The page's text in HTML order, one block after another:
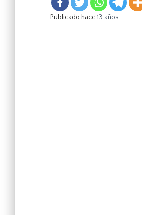
Publicado hace 13 años